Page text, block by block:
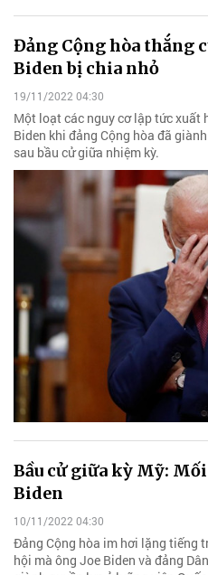
Đảng Cộng hòa thắng
Biden bị chia nhỏ
19/11/2022 04:30
Một loạt các nguy cơ lập tức xuất
Biden khi đảng Cộng hòa đã
sau bầu cử giữa nhiệm kỳ.
Bầu cử giữa kỳ Mỹ:
Biden
10/11/2022 04:30
Đảng Cộng hòa im hơi lặng tiếng
hội mà ông Joe Biden và đảng